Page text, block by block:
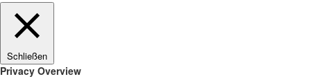
Schließen
Privacy Overview